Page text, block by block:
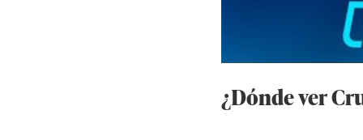
¿Dónde ver